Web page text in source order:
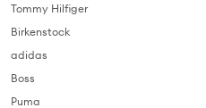
Tommy Hilfiger
Birkenstock
adidas
Boss
Puma